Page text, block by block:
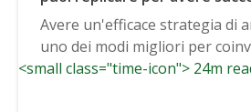
Avere un'efficace strategia di
uno dei modi migliori per
<small class="time-icon"> 24m